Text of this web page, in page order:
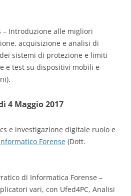
– Introduzione alle migliori
acquisizione e analisi di
sistemi di protezione e limiti
e test su dispositivi mobili e
4 Maggio 2017
e investigazione digitale ruolo e
Forense (Dott.
di Informatica Forense –
vari, con Ufed4PC, Analisi